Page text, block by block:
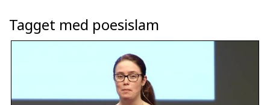
Tagget med poesislam